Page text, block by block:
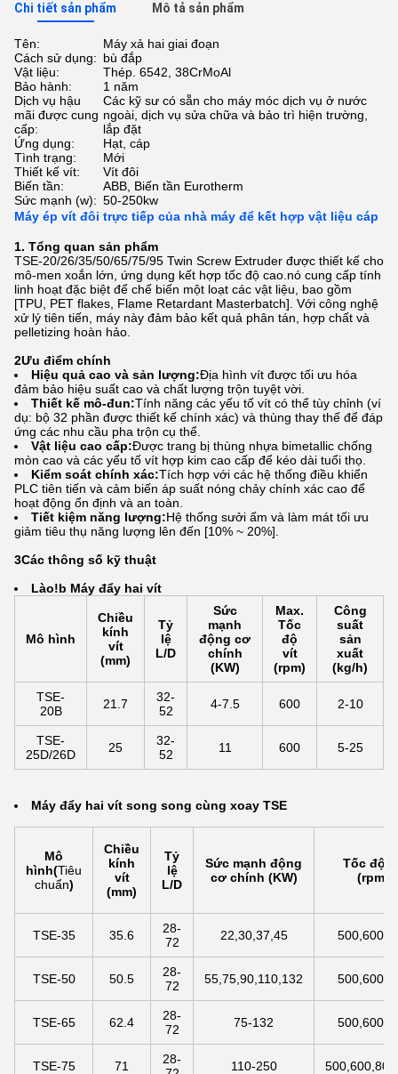
Chi tiết sản phẩm Mô tả sản phẩm
Tên:
Máy xả hai giai đoạn
Cách sử dụng: bù đắp
Vật liệu:
Thép. 6542, 38CrMoAl
Bảo hành:
1 năm
Dịch vụ hậu
mãi được cung
cấp:
Các kỹ sư có sẵn cho máy móc dịch vụ ở nước
ngoài, dịch vụ sửa chữa và bảo trì hiện trường,
lắp đặt
Ứng dụng:
Hạt, cáp
Tình trạng:
Mới
Thiết kế vít:
Vít đôi
Biến tần:
ABB, Biến tần Eurotherm
Sức mạnh (w): 50-250kw
Máy ép vít đôi trực tiếp của nhà máy để kết hợp vật liệu cáp
1. Tổng quan sản phẩm
TSE-20/26/35/50/65/75/95 Twin Screw Extruder được thiết kế cho
mô-men xoắn lớn, ứng dụng kết hợp tốc độ cao.nó cung cấp tính
linh hoạt đặc biệt để chế biến một loạt các vật liệu, bao gồm
[TPU, PET flakes, Flame Retardant Masterbatch]. Với công nghệ
xử lý tiên tiến, máy này đảm bảo kết quả phân tán, hợp chất và
pelletizing hoàn hảo.
2Ưu điểm chính
Hiệu quả cao và sản lượng:Địa hình vít được tối ưu hóa
đảm bảo hiệu suất cao và chất lượng trộn tuyệt vời.
Thiết kế mô-đun:Tính năng các yếu tố vít có thể tùy chỉnh (ví
dụ: bộ 32 phần được thiết kế chính xác) và thùng thay thế để đáp
ứng các nhu cầu pha trộn cụ thể.
Vật liệu cao cấp:Được trang bị thùng nhựa bimetallic chống
mòn cao và các yếu tố vít hợp kim cao cấp để kéo dài tuổi thọ.
Kiểm soát chính xác:Tích hợp với các hệ thống điều khiển
PLC tiên tiến và cảm biến áp suất nóng chảy chính xác cao để
hoạt động ổn định và an toàn.
Tiết kiệm năng lượng:Hệ thống sưởi ấm và làm mát tối ưu
giảm tiêu thụ năng lượng lên đến [10% ~ 20%].
3Các thông số kỹ thuật
Lào!b Máy đẩy hai vít
Mô hình
Chiều
kính
vít
(mm)
Tỷ
lệ
L/D
Sức
mạnh
động cơ
chính
(KW)
Max.
Tốc
độ
vít
(rpm)
Công
suất
sản
xuất
(kg/h)
TSE-
20B
21.7
32-
52
4-7.5 600 2-10
TSE-
25D/26D
25
32-
52
11 600 5-25
Máy đẩy hai vít song song cùng xoay TSE
Mô
hình(Tiêu
chuẩn)
Chiều
kính
vít
(mm)
Tỷ
lệ
L/D
Sức mạnh động
cơ chính (KW)
Tốc độ
(rpm)
TSE-35 35.6
28-
72
22,30,37,45
TSE-50 50.5
28-
72
55,75,90,110,132
TSE-65 62.4
28-
72
75-132
TSE-75 71
28-
110-250